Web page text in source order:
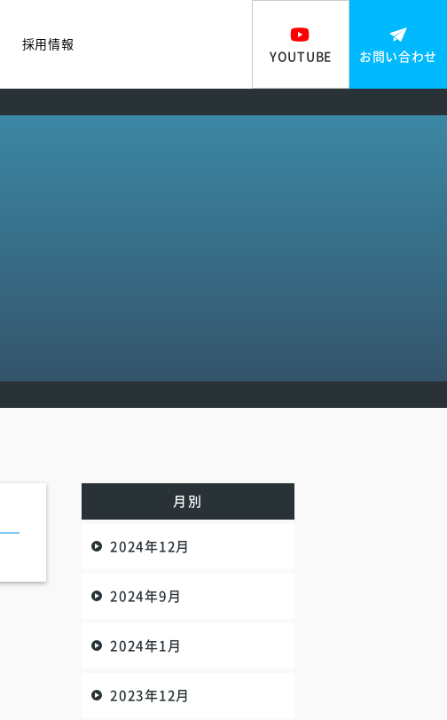
採用情報
YOUTUBE お問い合わせ
月別
2024年12月
2024年9月
2024年1月
2023年12月